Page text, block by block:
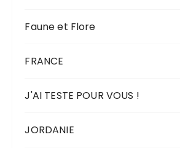
Faune et Flore
FRANCE
J'AI TESTE POUR VOUS !
JORDANIE